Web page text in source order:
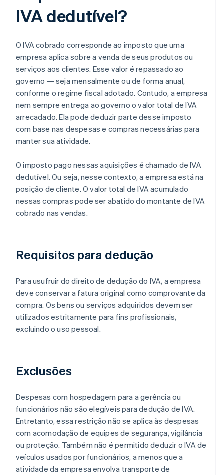
IVA dedutível?
O IVA cobrado corresponde ao imposto que uma
empresa aplica sobre a venda de seus produtos ou
serviços aos clientes. Esse valor é repassado ao
governo — seja mensalmente ou de forma anual,
conforme o regime fiscal adotado. Contudo, a empresa
nem sempre entrega ao governo o valor total de IVA
arrecadado. Ela pode deduzir parte desse imposto
com base nas despesas e compras necessárias para
manter sua atividade.
O imposto pago nessas aquisições é chamado de IVA
dedutível. Ou seja, nesse contexto, a empresa está na
posição de cliente. O valor total de IVA acumulado
nessas compras pode ser abatido do montante de IVA
cobrado nas vendas.
Requisitos para dedução
Para usufruir do direito de dedução do IVA, a empresa
deve conservar a fatura original como comprovante da
compra. Os bens ou serviços adquiridos devem ser
utilizados estritamente para fins profissionais,
excluindo o uso pessoal.
Exclusões
Despesas com hospedagem para a gerência ou
funcionários não são elegíveis para dedução de IVA.
Entretanto, essa restrição não se aplica às despesas
com acomodação de equipes de segurança, vigilância
ou proteção. Também não é permitido deduzir o IVA de
veículos usados por funcionários, a menos que a
atividade da empresa envolva transporte de